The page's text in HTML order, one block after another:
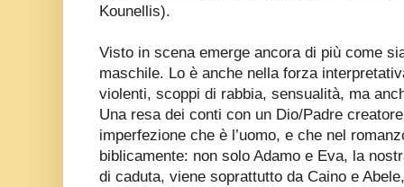
Kounellis).
Visto in scena emerge ancora di più come
maschile. Lo è anche nella forza
violenti, scoppi di rabbia, sensualità, ma
Una resa dei conti con un Dio/Padre
imperfezione che è l’uomo, e che nel
biblicamente: non solo Adamo e Eva, la
di caduta, viene soprattutto da Caino e